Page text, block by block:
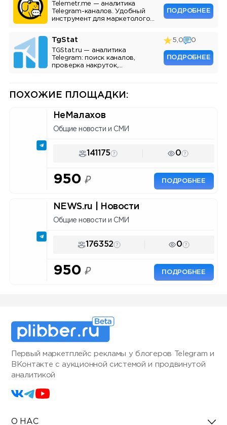
Telemetr.me — аналитика
Telegram-каналов. Удобный
инструмент для маркетологов,
ПОДРОБНЕЕ
TgStat
TGStat.ru — аналитика
Telegram: поиск каналов,
проверка накруток,
5,0 0
ПОДРОБНЕЕ
ПОХОЖИЕ ПЛОЩАДКИ:
НеМалахов
Общие новости и СМИ
141175 0
950 ₽ ПОДРОБНЕЕ
NEWS.ru | Новости
Общие новости и СМИ
176352 0
950 ₽ ПОДРОБНЕЕ
Первый маркетплейс рекламы у блогеров Telegram и
ВКонтакте с аукционной системой и продвинутой
аналитикой
О НАС